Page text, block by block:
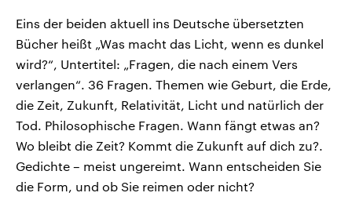
Eins der beiden aktuell ins Deutsche übersetzten
Bücher heißt „Was macht das Licht, wenn es dunkel
wird?“, Untertitel: „Fragen, die nach einem Vers
verlangen“. 36 Fragen. Themen wie Geburt, die Erde,
die Zeit, Zukunft, Relativität, Licht und natürlich der
Tod. Philosophische Fragen. Wann fängt etwas an?
Wo bleibt die Zeit? Kommt die Zukunft auf dich zu?.
Gedichte – meist ungereimt. Wann entscheiden Sie
die Form, und ob Sie reimen oder nicht?